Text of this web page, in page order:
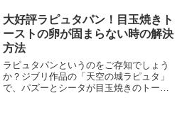
保てるのかを、桃愛あふれるテンション
で徹底解説しちゃいます！...
大好評ラピュタパン！目玉焼きト
ーストの卵が固まらない時の解決
方法
ラピュタパンというのをご存知でしょう
か？ジブリ作品の「天空の城ラピュタ」
で、パズーとシータが目玉焼きのトース